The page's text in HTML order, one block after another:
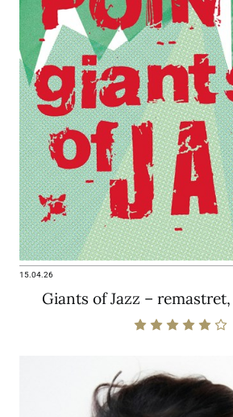
15.04.26
Giants of Jazz –